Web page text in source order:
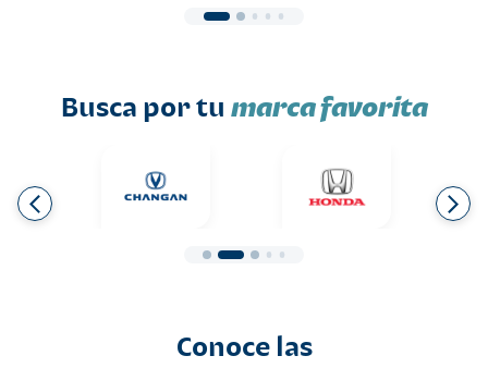
Busca por tu marca favorita
Conoce las